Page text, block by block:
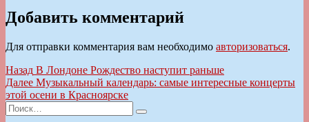
Добавить комментарий
Для отправки комментария вам необходимо авторизоваться.
Навигация
по
записям
Назад Предыдущая
запись:
В Лондоне Рождество наступит раньше
Далее Следующая
запись:
Музыкальный календарь: самые интересные концерты
этой осени в Красноярске
Искать:
Поиск